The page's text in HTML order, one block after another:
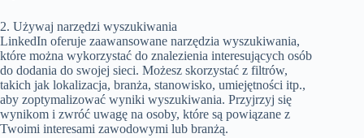
2. Używaj narzędzi wyszukiwania
LinkedIn oferuje zaawansowane narzędzia wyszukiwania,
które można wykorzystać do znalezienia interesujących osób
do dodania do swojej sieci. Możesz skorzystać z filtrów,
takich jak lokalizacja, branża, stanowisko, umiejętności itp.,
aby zoptymalizować wyniki wyszukiwania. Przyjrzyj się
wynikom i zwróć uwagę na osoby, które są powiązane z
Twoimi interesami zawodowymi lub branżą.